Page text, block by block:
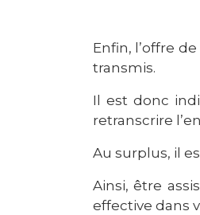
Enfin, l’offre
transmis.
Il est donc
retranscrire
Au surplus, il
Ainsi, être
effective dans